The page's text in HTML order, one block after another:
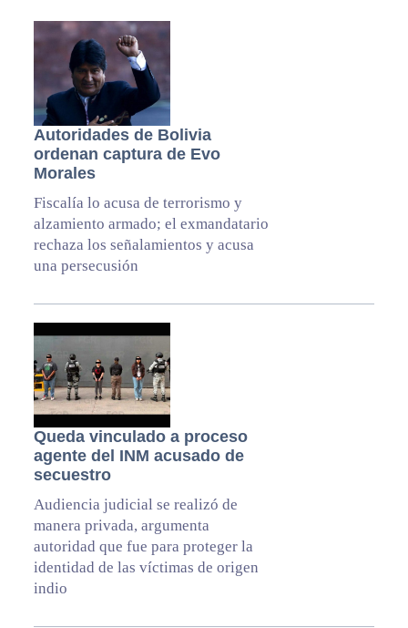
Autoridades de Bolivia
ordenan captura de Evo
Morales
Fiscalía lo acusa de terrorismo y
alzamiento armado; el exmandatario
rechaza los señalamientos y acusa
una persecusión
Queda vinculado a proceso
agente del INM acusado de
secuestro
Audiencia judicial se realizó de
manera privada, argumenta
autoridad que fue para proteger la
identidad de las víctimas de origen
indio